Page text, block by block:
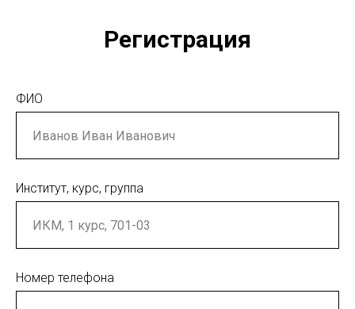
Регистрация
ФИО
Институт, курс, группа
Номер телефона